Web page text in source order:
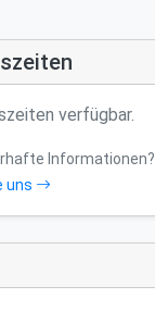
verfügbar.
Informationen?
uns